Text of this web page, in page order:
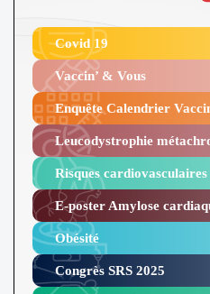
Covid 19
Vaccin’ & Vous
Enquête Calendrier
Leucodystrophie
Risques cardiovasculaires
E-poster Amylose
Obésité ​
Congrès SRS 2025 ​